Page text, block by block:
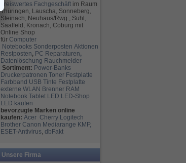
preiswertes Fachgeschäft im Raum
Thüringen, Lauscha, Sonneberg,
Steinach, Neuhaus/Rwg., Suhl,
Saalfeld, Kronach, Coburg mit
Online Shop
für Computer
Notebooks Sonderposten Aktionen
Restposten, PC Reparaturen,
Datenlöschung Rauchmelder
Sortiment: Power-Banks
Druckerpatronen Toner Festplatte
Farbband USB Tinte Festplatte
externe WLAN Brenner RAM
Notebook Tablet LED LED-Shop
LED kaufen
bevorzugte Marken online
kaufen: Acer Cherry Logitech
Brother Canon Mediarange KMP,
ESET-Antivirus, dbFakt
Unsere Firma